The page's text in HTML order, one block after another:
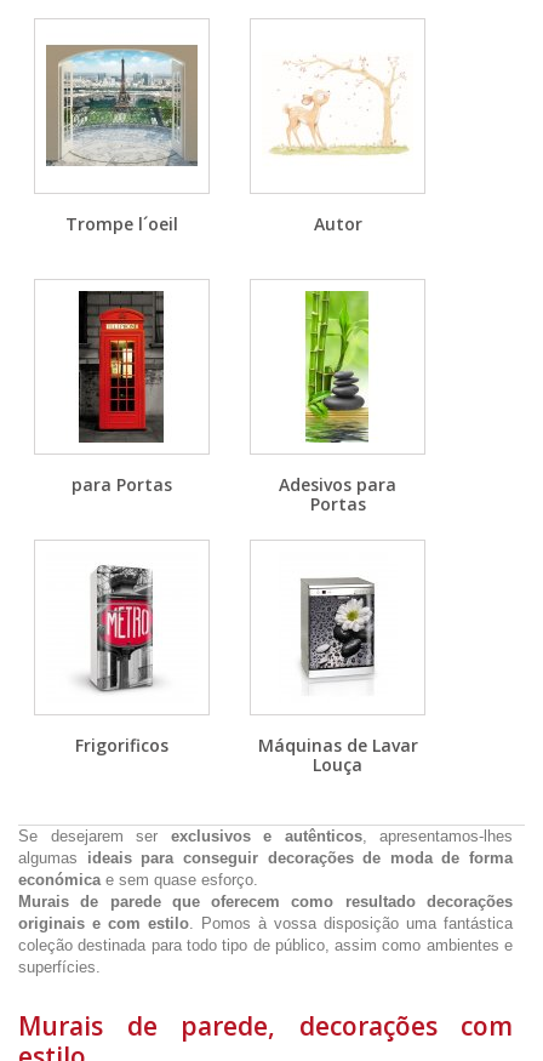
Trompe l´oeil Autor
para Portas
Adesivos para
Portas
Frigorificos
Máquinas de Lavar
Louça
Se desejarem ser exclusivos e autênticos, apresentamos-lhes
algumas ideais para conseguir decorações de moda de forma
económicae sem quase esforço.
Murais de parede que oferecem como resultado decorações
originais e com estilo. Pomos à vossa disposição uma fantástica
coleção destinada para todo tipo de público, assim como ambientes e
superfícies.
Murais de parede, decorações com